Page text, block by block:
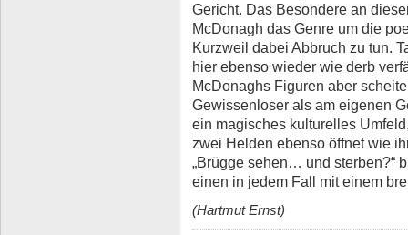
Gericht. Das Besondere an
McDonagh das Genre um die
Kurzweil dabei Abbruch zu tun.
hier ebenso wieder wie derb
McDonaghs Figuren aber
Gewissenloser als am eigenen
ein magisches kulturelles
zwei Helden ebenso öffnet wie
„Brügge sehen… und sterben?“
einen in jedem Fall mit einem
(Hartmut Ernst)